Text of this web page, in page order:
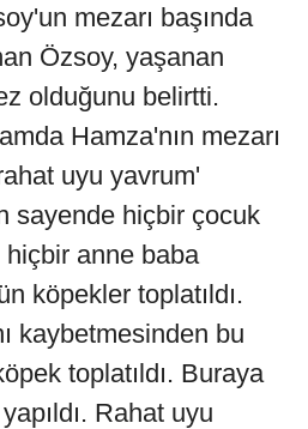
mezarı başında
Özsoy, yaşanan
olduğunu belirtti.
Hamza'nın mezarı
uyu yavrum'
sayende hiçbir çocuk
anne baba
köpekler toplatıldı.
kaybetmesinden bu
toplatıldı. Buraya
Rahat uyu